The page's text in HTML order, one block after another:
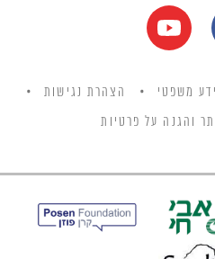
משפטי הצהרת נגישות
והגנה על פרטיות